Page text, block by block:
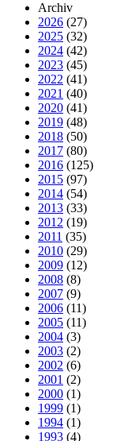
Archiv
2026 (27)
2025 (32)
2024 (42)
2023 (45)
2022 (41)
2021 (40)
2020 (41)
2019 (48)
2018 (50)
2017 (80)
2016 (125)
2015 (97)
2014 (54)
2013 (33)
2012 (19)
2011 (35)
2010 (29)
2009 (12)
2008 (8)
2007 (9)
2006 (11)
2005 (11)
2004 (3)
2003 (2)
2002 (6)
2001 (2)
2000 (1)
1999 (1)
1994 (1)
1993 (4)